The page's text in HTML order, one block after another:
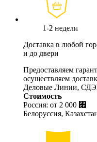
1-2 недели
Доставка в любой
и до двери
Предоставляем
осуществляем
Деловые Линии,
Стоимость
Россия: от 2 000 ⃏
Белоруссия,